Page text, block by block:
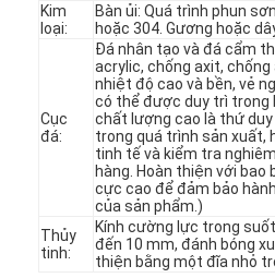
Trang chủ
Các sản phẩm
Kim
loại:
Bàn ủi: Quá trình phun
hoặc 304. Gương hoặc
Cục
đá:
Đá nhân tạo và đá cẩm
acrylic, chống axit, chống
nhiệt độ cao và bền, vẻ
có thể được duy trì trong
chất lượng cao là thứ
trong quá trình sản xuất,
tinh tế và kiểm tra
hàng. Hoàn thiện với bao
cực cao để đảm bảo
của sản phẩm.)
Thủy
tinh:
Kính cường lực trong
đến 10 mm, đánh bóng
thiện bằng một đĩa nhỏ